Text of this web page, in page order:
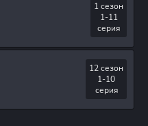
1 сезон
1-11
серия
12 сезон
1-10
серия